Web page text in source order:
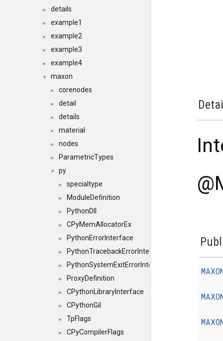
► details
► example1
► example2
► example3
► example4
▼ maxon
► corenodes
► detail
► details
► material
► nodes
► ParametricTypes
▼ py
► specialtype
► ModuleDefinition
► PythonDll
► CPyMemAllocatorEx
► PythonErrorInterface
► PythonTracebackErrorInterface
► PythonSystemExitErrorInterface
► ProxyDefinition
► CPythonLibraryInterface
► CPythonGil
► TpFlags
►
CPyCompilerFlags